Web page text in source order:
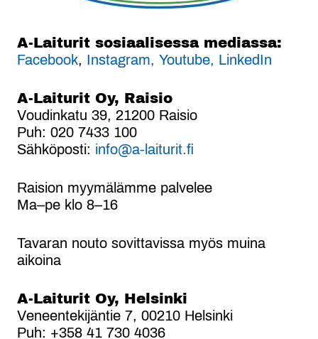
A-Laiturit sosiaalisessa mediassa:
Facebook, Instagram, Youtube, LinkedIn
A-Laiturit Oy, Raisio
Voudinkatu 39, 21200 Raisio
Puh: 020 7433 100
Sähköposti: info@a-laiturit.fi
Raision myymälämme palvelee
Ma–pe klo 8–16
Tavaran nouto sovittavissa myös muina
aikoina
A-Laiturit Oy, Helsinki
Veneentekijäntie 7, 00210 Helsinki
Puh: +358 41 730 4036